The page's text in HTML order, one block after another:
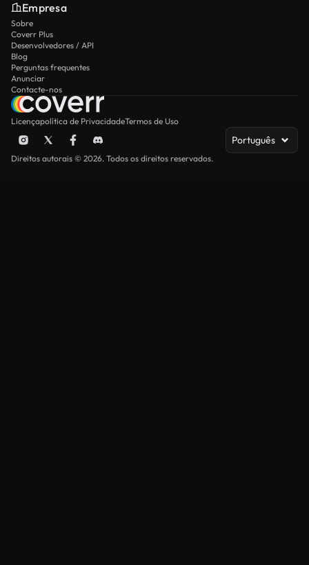
Empresa
Sobre
Coverr Plus
Desenvolvedores / API
Blog
Perguntas frequentes
Anunciar
Contacte-nos
Licençapolítica de PrivacidadeTermos de Uso
Português
Direitos autorais © 2026. Todos os direitos reservados.